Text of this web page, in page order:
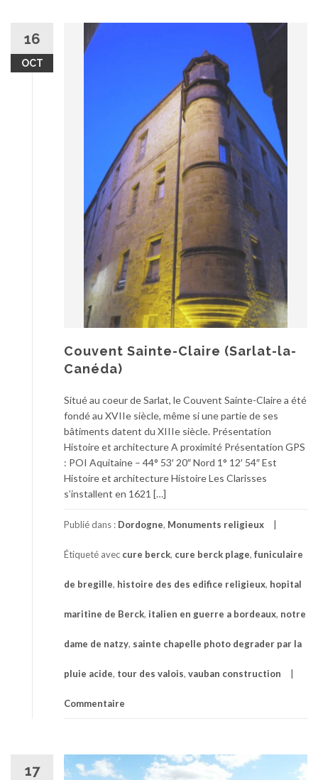
16
OCT
Couvent Sainte-Claire (Sarlat-la-
Canéda)
Situé au coeur de Sarlat, le Couvent Sainte-Claire a été
fondé au XVIIe siècle, même si une partie de ses
bâtiments datent du XIIIe siècle. Présentation
Histoire et architecture A proximité Présentation GPS
: POI Aquitaine – 44° 53′ 20″ Nord 1° 12′ 54″ Est
Histoire et architecture Histoire Les Clarisses
s’installent en 1621 […]
Publié dans : Dordogne, Monuments religieux
Étiqueté avec cure berck, cure berck plage, funiculaire
de bregille, histoire des des edifice religieux, hopital
maritine de Berck, italien en guerre a bordeaux, notre
dame de natzy, sainte chapelle photo degrader par la
pluie acide, tour des valois, vauban construction
Commentaire
17